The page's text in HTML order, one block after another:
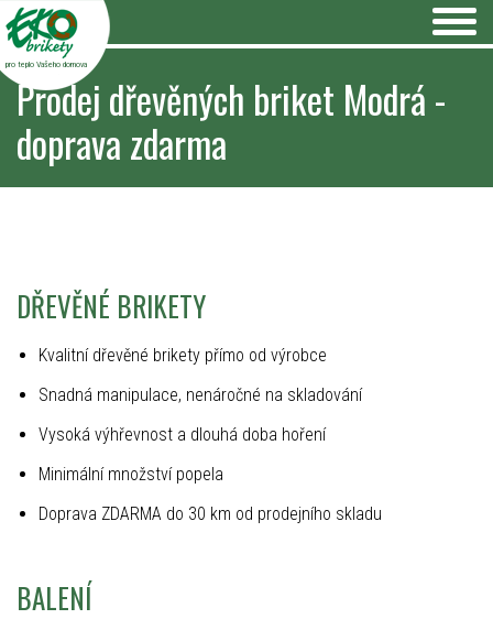
pro teplo Vašeho domova
Prodej dřevěných briket Modrá -
doprava zdarma
DŘEVĚNÉ BRIKETY
Kvalitní dřevěné brikety přímo od výrobce
Snadná manipulace, nenáročné na skladování
Vysoká výhřevnost a dlouhá doba hoření
Minimální množství popela
Doprava ZDARMA do 30 km od prodejního skladu
BALENÍ